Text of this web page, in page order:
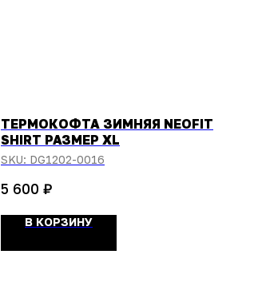
ТЕРМОКОФТА ЗИМНЯЯ NEOFIT
SHIRT РАЗМЕР XL
SKU: DG1202-0016
5 600 ₽
В КОРЗИНУ